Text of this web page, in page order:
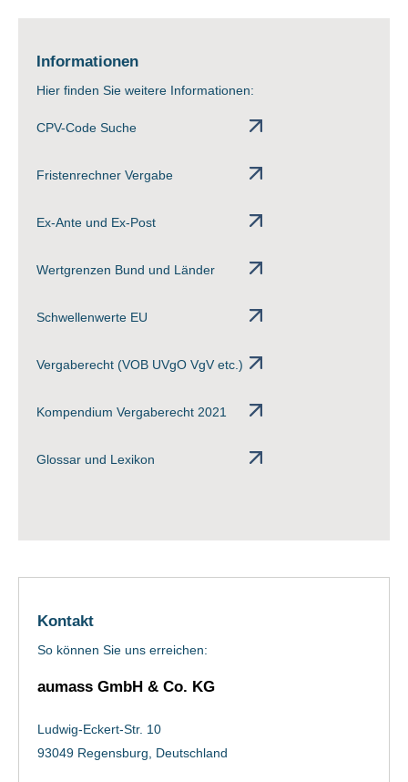
Informationen
Hier finden Sie weitere Informationen:
CPV-Code Suche
Fristenrechner Vergabe
Ex-Ante und Ex-Post
Wertgrenzen Bund und Länder
Schwellenwerte EU
Vergaberecht (VOB UVgO VgV etc.)
Kompendium Vergaberecht 2021
Glossar und Lexikon
Kontakt
So können Sie uns erreichen:
aumass GmbH & Co. KG
Ludwig-Eckert-Str. 10
93049 Regensburg, Deutschland